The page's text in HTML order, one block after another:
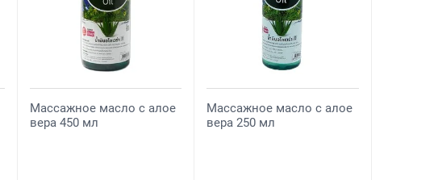
Массажное масло с алое
вера 450 мл
Массажное масло с алое
вера 250 мл